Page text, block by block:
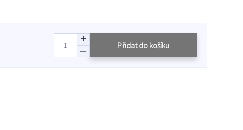
Přidat do košíku